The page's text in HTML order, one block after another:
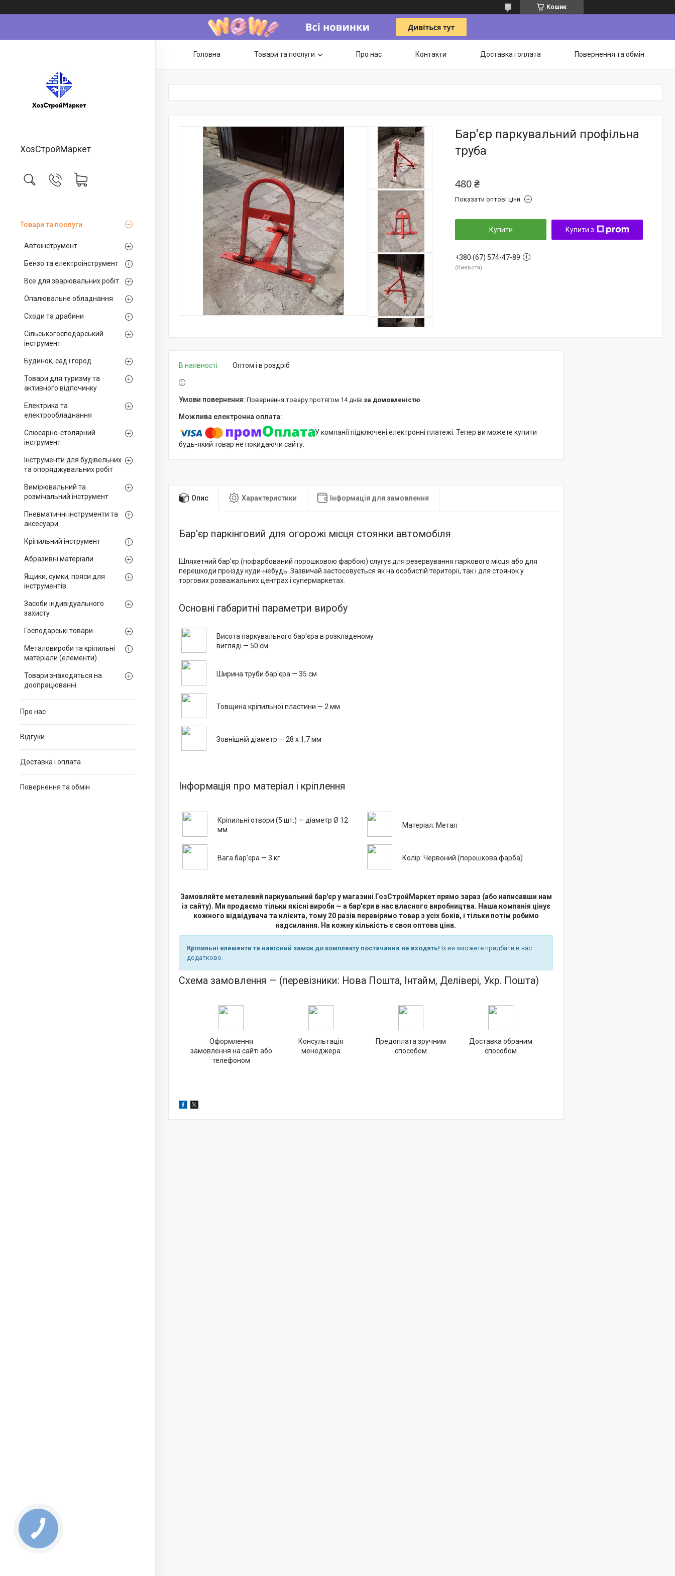
Кошик
ХозСтройМаркет
Товари та послуги
Автоінструмент
Бензо та електроінструмент
Все для зварювальних робіт
Опалювальне обладнання
Сходи та драбини
Сільськогосподарський
інструмент
Будинок, сад і город
Товари для туризму та
активного відпочинку
Електрика та
електрообладнання
Слюсарно-столярний
інструмент
Інструменти для будівельних
та опоряджувальних робіт
Вимірювальний та
розмічальний інструмент
Пневматичні інструменти та
аксесуари
Кріпильний інструмент
Абразивні матеріали
Ящики, сумки, пояси для
інструментів
Засоби індивідуального
захисту
Господарські товари
Металовироби та кріпильні
матеріали (елементи)
Товари знаходяться на
доопрацюванні
Про нас
Відгуки
Доставка і оплата
Повернення та обмін
Головна Товари та послуги Про нас Контакти Доставка і оплата Повернення та обмін
Бар'єр паркувальний профільна
труба
480 ₴
Показати оптові ціни
Купити Купити з
+380 (67) 574-47-89
Киевста
В наявності Оптом і в роздріб
повернення товару протягом 14 днів за домовленістю
У компанії підключені електронні платежі. Тепер ви можете купити
будь-який товар не покидаючи сайту.
Опис Характеристики Інформація для замовлення
Бар'єр паркінговий для огорожі місця стоянки автомобіля
Шляхетний бар'єр (пофарбований порошковою фарбою) слугує для резервування паркового місця або для
перешкоди проїзду куди-небудь. Зазвичай застосовується як на особистій території, так і для стоянок у
торгових розважальних центрах і супермаркетах.
Основні габаритні параметри виробу
Висота паркувального бар'єра в розкладеному
вигляді — 50 см
Ширина труби бар'єра — 35 см
Товщина кріпильної пластини — 2 мм
Зовнішній діаметр — 28 х 1,7 мм
Інформація про матеріал і кріплення
Кріпильні отвори (5 шт.) — діаметр Ø 12
мм.
Вага бар'єра — 3 кг
Матеріал: Метал
Колір: Червоний (порошкова фарба)
Замовляйте металевий паркувальний бар'єр у магазині ГозСтройМаркет прямо зараз (або написавши нам
із сайту). Ми продаємо тільки якісні вироби — а бар'єри в нас власного виробництва. Наша компанія цінує
кожного відвідувача та клієнта, тому 20 разів перевіримо товар з усіх боків, і тільки потім робимо
надсилання. На кожну кількість є своя оптова ціна.
Кріпильні елементи та навісний замок до комплекту постачання не входять! Їх ви зможете придбати в нас
додатково.
Схема замовлення — (перевізники: Нова Пошта, Інтайм, Делівері, Укр. Пошта)
Оформлення
замовлення на сайті або
телефоном
Консультація
менеджера
Предоплата зручним
способом
Доставка обраним
способом